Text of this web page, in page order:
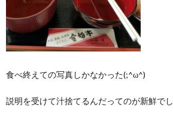
食べ終えての写真しかなかった(;^ω^)
説明を受けて汁捨てるんだってのが新鮮でし